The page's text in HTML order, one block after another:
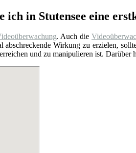
ich in Stutensee eine
. Auch die
abschreckende Wirkung zu erzielen,
und zu manipulieren ist.